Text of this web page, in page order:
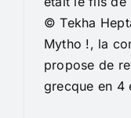
© Tekha
Mytho !, la
propose de
grecque en 4